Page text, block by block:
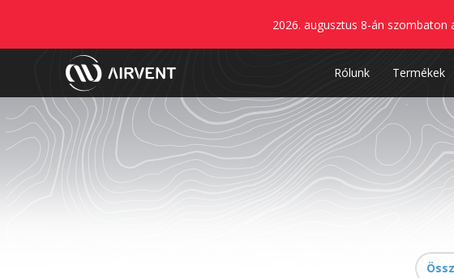
2026. augusztus 8-án szombaton
Rólunk Termékek